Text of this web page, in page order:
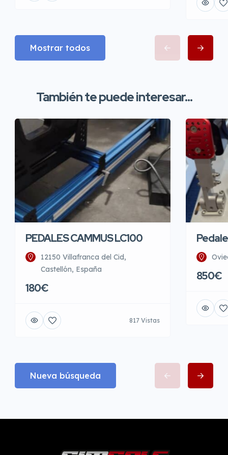
Mostrar todos
También te puede interesar...
PEDALES CAMMUS LC100
12150 Villafranca del Cid,
Castellón, España
180€
817 Vistas
850€
Nueva búsqueda